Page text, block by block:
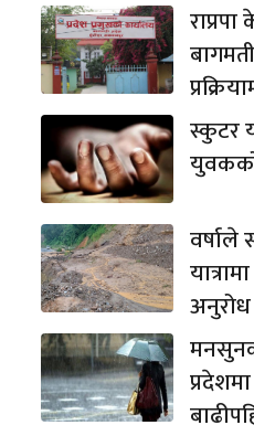
स्कुटर
वर्षाले
अनुरोध